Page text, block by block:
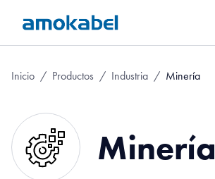
Inicio / Productos / Industria / Minería
Minería